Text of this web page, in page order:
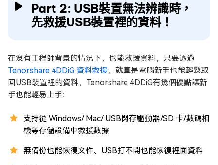
Part 2: USB裝置無法辨識時，
先救援USB裝置裡的資料！
在沒有工程師背景的情況下，也能救援資料，只要透過
Tenorshare 4DDiG 資料救援，就算是電腦新手也能輕鬆取
回USB裝置裡的資料，Tenorshare 4DDiG有幾個優點讓新
手也能輕易上手：
支持從 Windows/ Mac/ USB閃存驅動器/SD 卡/數碼相
機等存儲設備中救援數據
無備份也能恢復文件、USB打不開也能恢復裡面資料